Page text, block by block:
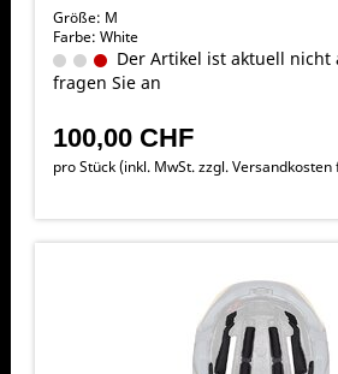
Größe: M
Farbe: White
Der Artikel ist aktuell nicht
fragen Sie an
100,00 CHF
pro Stück (inkl. MwSt. zzgl.